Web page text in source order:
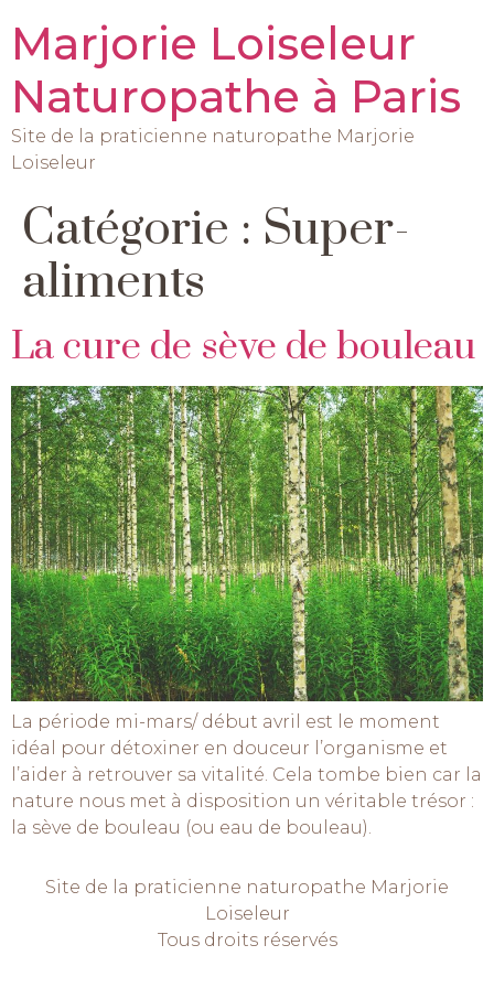
Marjorie Loiseleur
Naturopathe à Paris
Site de la praticienne naturopathe Marjorie
Loiseleur
Catégorie : Super-
aliments
La cure de sève de bouleau
La période mi-mars/ début avril est le moment
idéal pour détoxiner en douceur l’organisme et
l’aider à retrouver sa vitalité. Cela tombe bien car la
nature nous met à disposition un véritable trésor :
la sève de bouleau (ou eau de bouleau).
Site de la praticienne naturopathe Marjorie
Loiseleur
Tous droits réservés